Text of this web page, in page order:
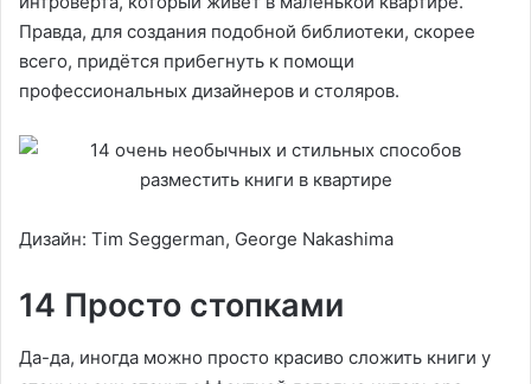
Правда, для создания подобной библиотеки, скорее
всего, придётся прибегнуть к помощи
профессиональных дизайнеров и столяров.
Дизайн: Tim Seggerman, George Nakashima
14 Просто стопками
Да-да, иногда можно просто красиво сложить книги у